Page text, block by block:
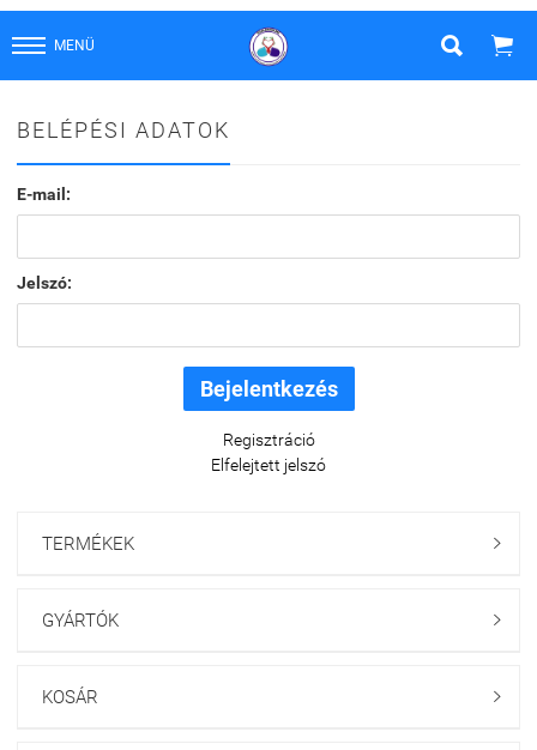
MENÜ  
BELÉPÉSI ADATOK
E-mail:
Jelszó:
Regisztráció
Elfelejtett jelszó
TERMÉKEK 
GYÁRTÓK 
KOSÁR 